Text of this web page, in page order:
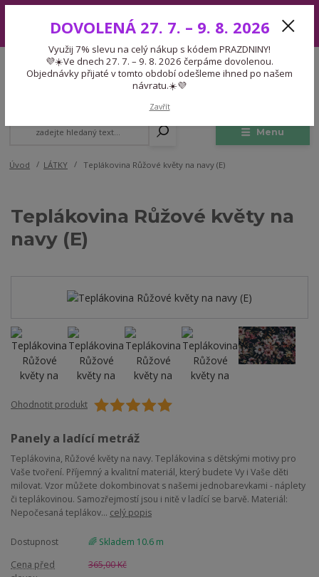
7. – 9. 8. 2026 čerpáme dovolenou. Objednávky přijaté v tomto období
odešleme ihned po našem návratu.☀️💜
Menu
CZK
Expedice 775 866 913
Po-Čt 9-15:30 Pá 9-14:30 Pauza 13-13:45
Úvod LÁTKY Teplákovina Růžové květy na navy (E)
Teplákovina Růžové květy na
navy (E)
Ohodnotit produkt
Panely a ladící metráž
Teplákovina, Růžové květy na navy. Teplákovina s dětskými motivy pro
Vaše tvoření. Příjemný a kvalitní materiál, který budete Vy i Vaše děti
milovat. Vzor můžete dokombinovat s našemi jednobarevkami - náplety
či teplákovinou. Samozřejmostí jsou i nitě v ladící se barvě. Materiál:
Nepočesaná teplákov... celý popis
Dostupnost
🌈 Skladem 10.6 m
Cena před
365,00 Kč
DOVOLENÁ 27. 7. – 9. 8. 2026
Využij 7% slevu na celý nákup s kódem PRAZDNINY!
💜☀️Ve dnech 27. 7. – 9. 8. 2026 čerpáme dovolenou.
Objednávky přijaté v tomto období odešleme ihned po našem
návratu.☀️💜
Zavřít